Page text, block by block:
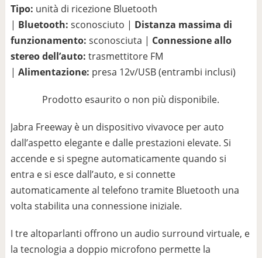
Tipo: unità di ricezione Bluetooth
| Bluetooth: sconosciuto | Distanza massima di
funzionamento: sconosciuta | Connessione allo
stereo dell’auto: trasmettitore FM
| Alimentazione: presa 12v/USB (entrambi inclusi)
Prodotto esaurito o non più disponibile.
Jabra Freeway è un dispositivo vivavoce per auto
dall’aspetto elegante e dalle prestazioni elevate. Si
accende e si spegne automaticamente quando si
entra e si esce dall’auto, e si connette
automaticamente al telefono tramite Bluetooth una
volta stabilita una connessione iniziale.
I tre altoparlanti offrono un audio surround virtuale, e
la tecnologia a doppio microfono permette la